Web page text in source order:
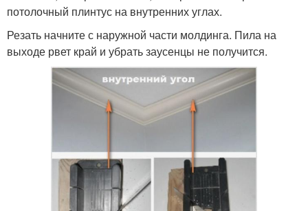
потолочный плинтус на внутренних углах.
Резать начните с наружной части молдинга. Пила на
выходе рвет край и убрать заусенцы не получится.